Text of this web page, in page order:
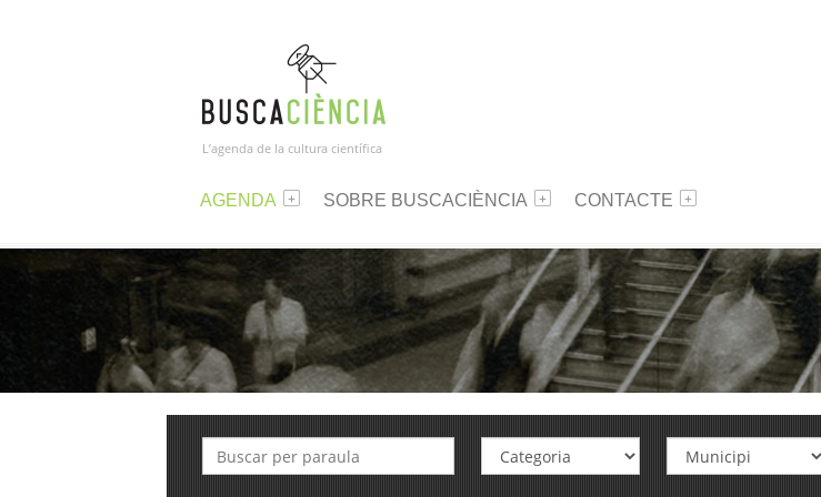
L’agenda de la cultura científica
AGENDA SOBRE BUSCACIÈNCIA CONTACTE